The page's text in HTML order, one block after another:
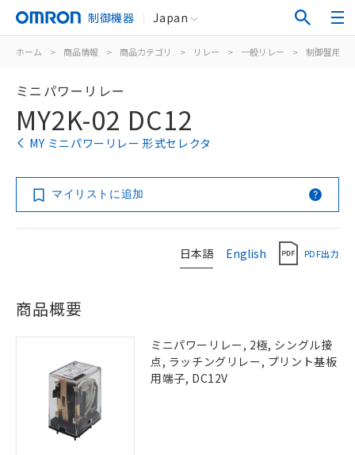
制御機器 Japan
ホーム > 商品情報 > 商品カテゴリ > リレー > 一般リレー > 制御盤用
ミニパワーリレー
MY2K-02 DC12
MY ミニパワーリレー 形式セレクタ
マイリストに追加
日本語 English PDF出力
商品概要
ミニパワーリレー, 2極, シングル接
点, ラッチングリレー, プリント基板
用端子, DC12V